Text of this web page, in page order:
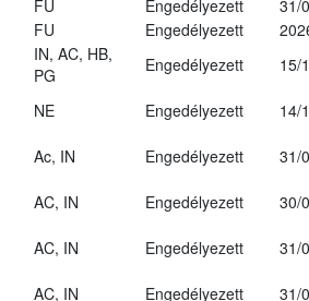
FU Engedélyezett
31/
FU Engedélyezett
IN, AC, HB,
PG
Engedélyezett
15/
NE Engedélyezett
14/
Ac, IN Engedélyezett
31/
AC, IN Engedélyezett
30/
AC, IN Engedélyezett
31/
AC, IN Engedélyezett
31/